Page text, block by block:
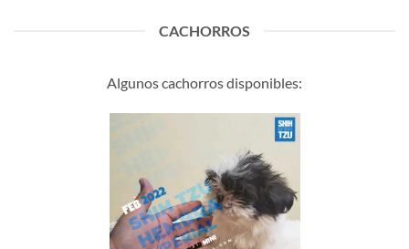
CACHORROS
Algunos cachorros disponibles: